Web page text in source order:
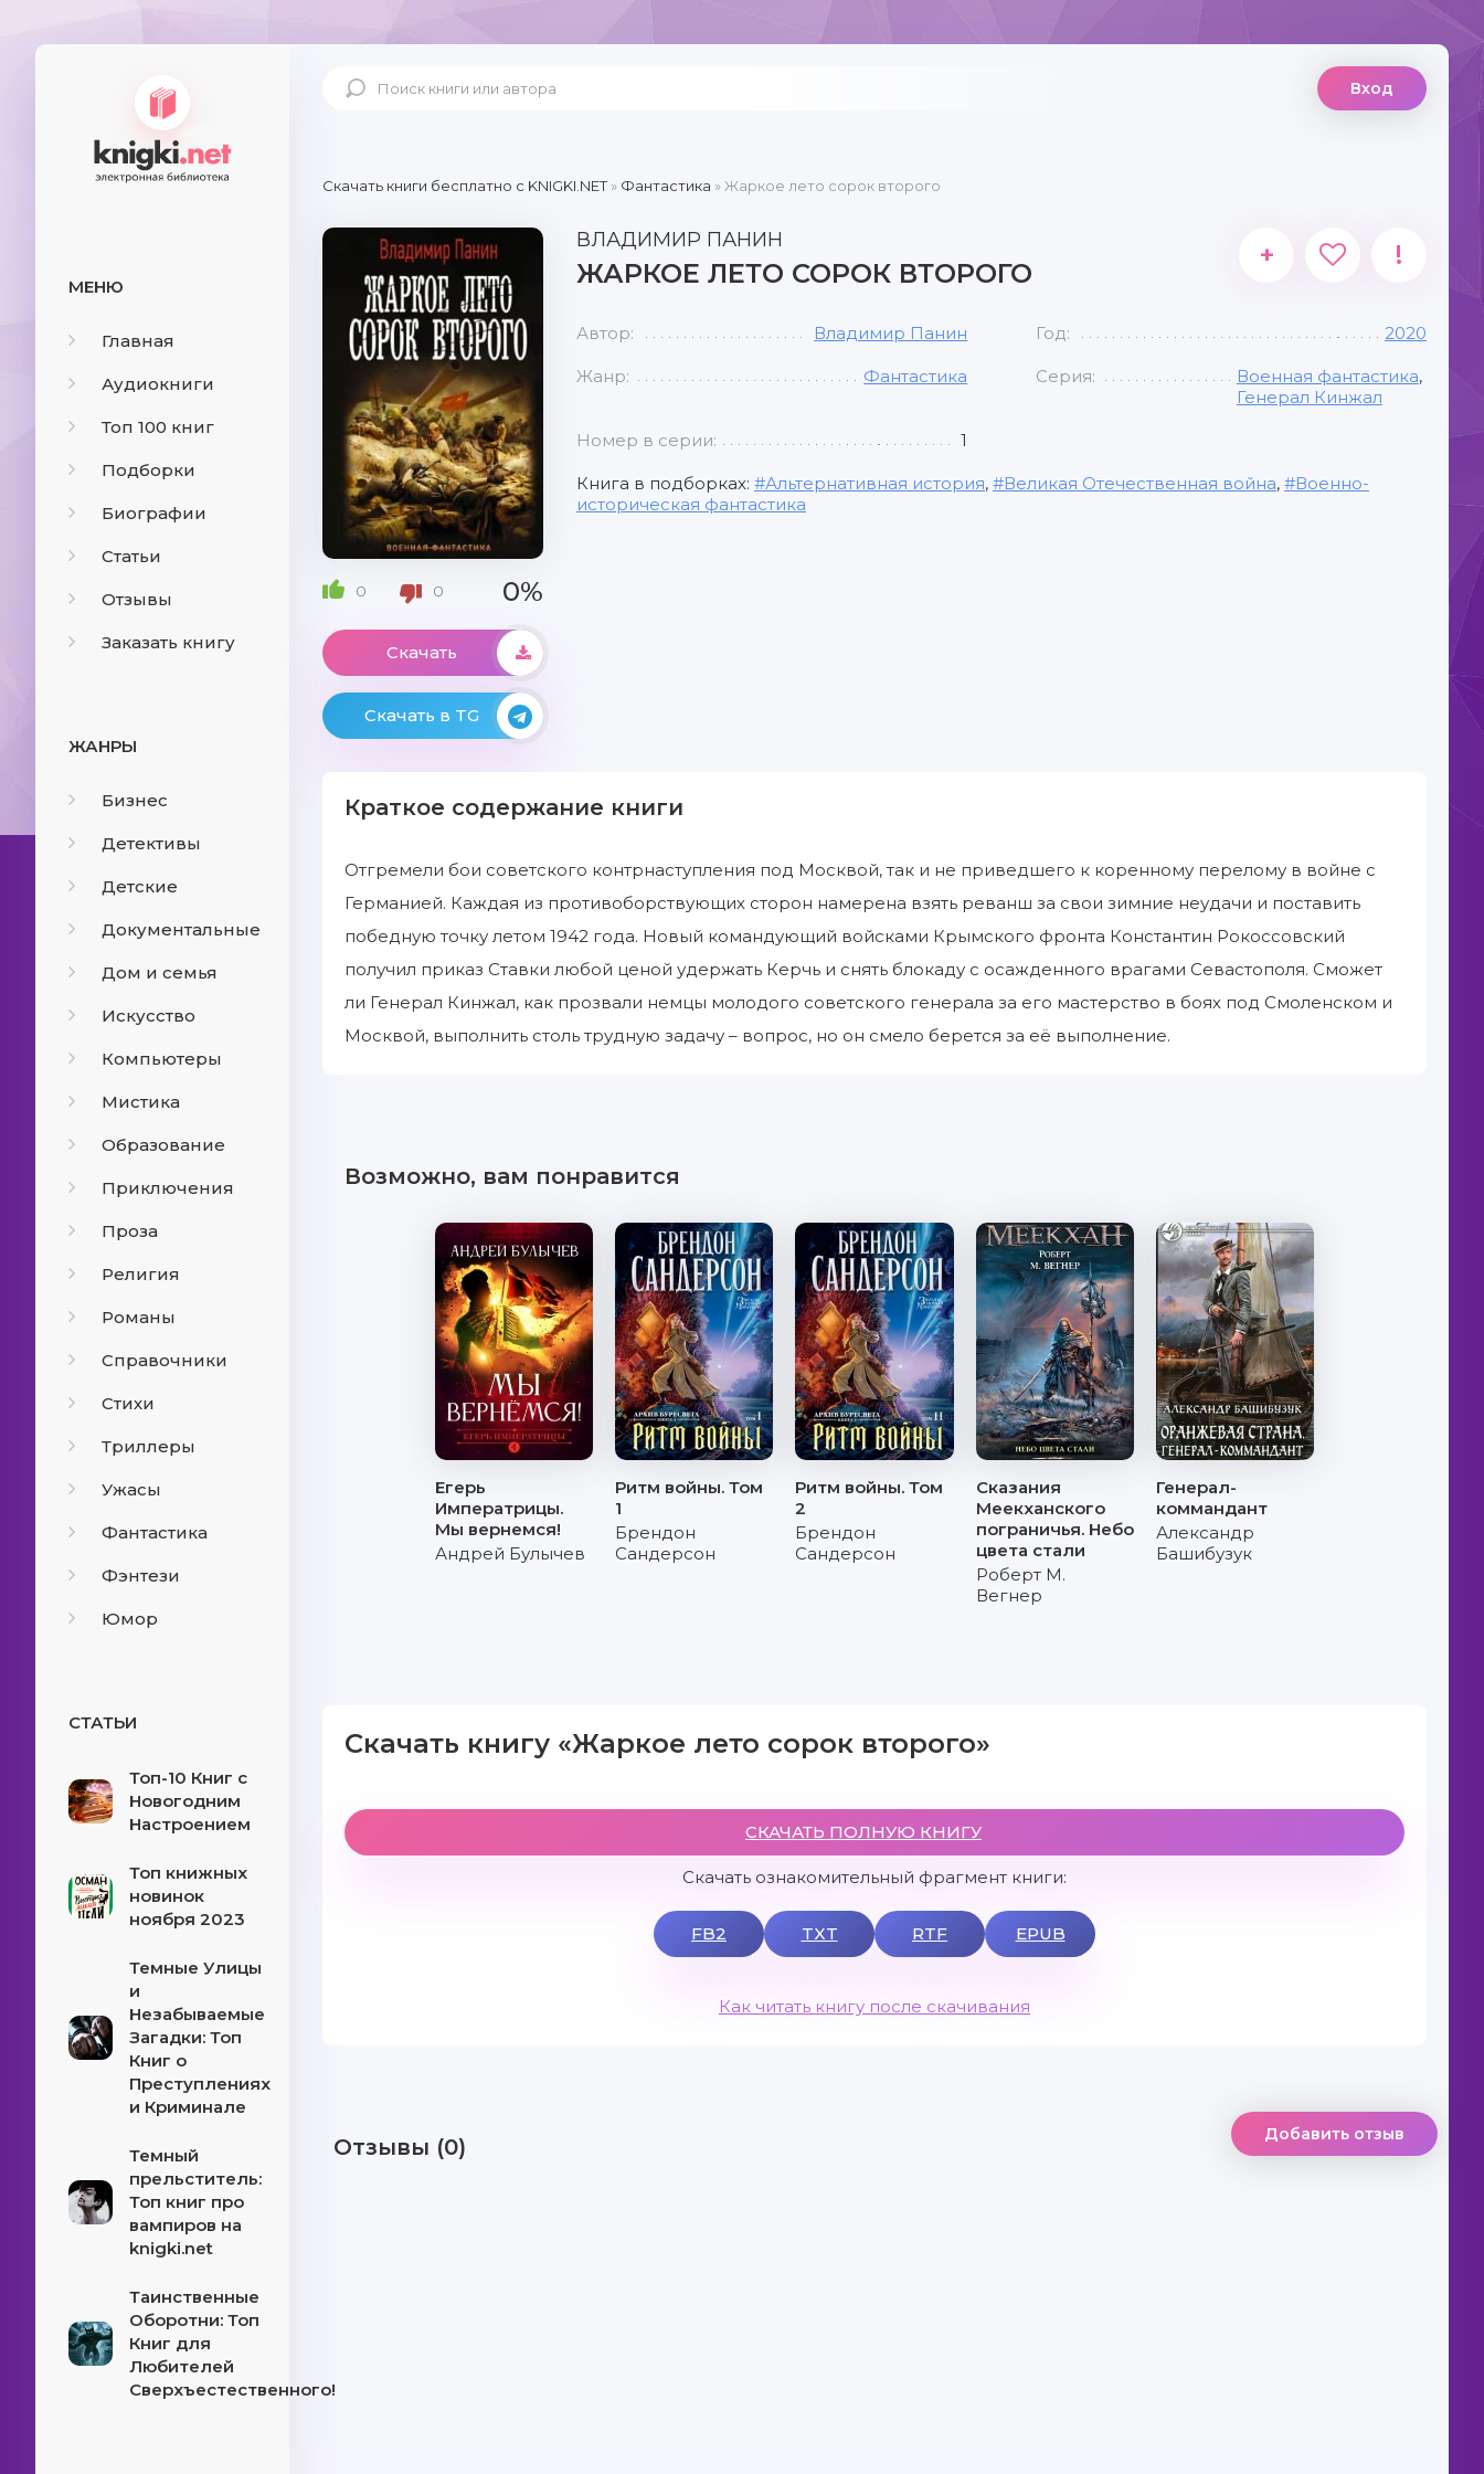
МЕНЮ
Главная
Аудиокниги
Топ 100 книг
Подборки
Биографии
Статьи
Отзывы
Заказать книгу
ЖАНРЫ
Бизнес
Детективы
Детские
Документальные
Дом и семья
Искусство
Компьютеры
Мистика
Образование
Приключения
Проза
Религия
Романы
Справочники
Стихи
Триллеры
Ужасы
Фантастика
Фэнтези
Юмор
СТАТЬИ
Топ-10 Книг с
Новогодним
Настроением
Топ книжных
новинок
ноября 2023
Темные Улицы
и
Незабываемые
Загадки: Топ
Книг о
Преступлениях
и Криминале
Темный
прельститель:
Топ книг про
вампиров на
knigki.net
Таинственные
Оборотни: Топ
Книг для
Любителей
Сверхъестественного!
Вход
Скачать книги бесплатно c KNIGKI.NET» Фантастика » Жаркое лето сорок второго
0 0 0%
Скачать
Скачать в TG
ВЛАДИМИР ПАНИН
ЖАРКОЕ ЛЕТО СОРОК ВТОРОГО
+ !
Автор: Владимир Панин Год: 2020
Жанр: Фантастика Серия: Военная фантастика,
Генерал Кинжал
Номер в серии: 1
Книга в подборках: Альтернативная история, Великая Отечественная война,
Военно-
историческая фантастика
Краткое содержание книги
Отгремели бои советского контрнаступления под Москвой, так и не приведшего к коренному перелому в войне с
Германией. Каждая из противоборствующих сторон намерена взять реванш за свои зимние неудачи и поставить
победную точку летом 1942 года. Новый командующий войсками Крымского фронта Константин Рокоссовский
получил приказ Ставки любой ценой удержать Керчь и снять блокаду с осажденного врагами Севастополя. Сможет
ли Генерал Кинжал, как прозвали немцы молодого советского генерала за его мастерство в боях под Смоленском и
Москвой, выполнить столь трудную задачу – вопрос, но он смело берется за её выполнение.
Возможно, вам понравится
Егерь
Императрицы.
Мы вернемся!
Андрей Булычев
Ритм войны. Том
1
Брендон
Сандерсон
Ритм войны. Том
2
Брендон
Сандерсон
Сказания
Меекханского
пограничья. Небо
цвета стали
Роберт М.
Вегнер
Генерал-
коммандант
Александр
Башибузук
Скачать книгу «Жаркое лето сорок второго»
СКАЧАТЬ ПОЛНУЮ КНИГУ
Скачать ознакомительный фрагмент книги:
FB2 TXT RTF EPUB
Как читать книгу после скачивания
Отзывы (0) Добавить отзыв